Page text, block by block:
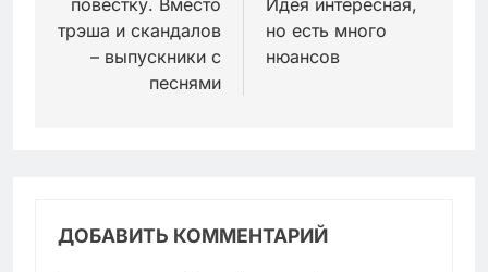
трэша и скандалов
– выпускники с
песнями
но есть много
нюансов
ДОБАВИТЬ КОММЕНТАРИЙ